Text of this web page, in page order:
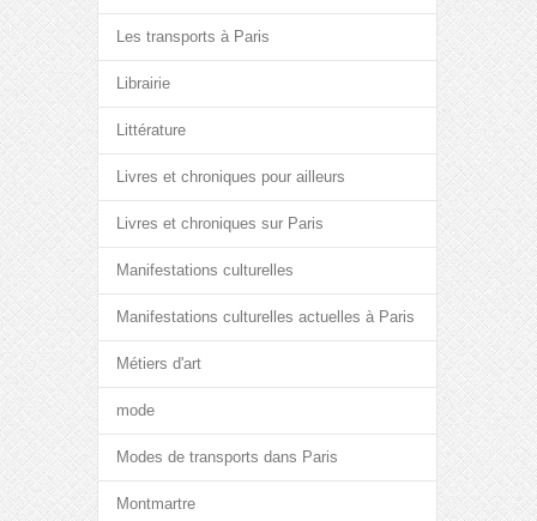
Les transports à Paris
Librairie
Littérature
Livres et chroniques pour ailleurs
Livres et chroniques sur Paris
Manifestations culturelles
Manifestations culturelles actuelles à Paris
Métiers d'art
mode
Modes de transports dans Paris
Montmartre